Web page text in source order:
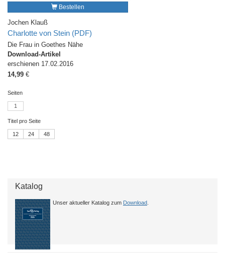
Bestellen
Jochen Klauß
Charlotte von Stein (PDF)
Die Frau in Goethes Nähe
Download-Artikel
erschienen 17.02.2016
14,99 €
Seiten
1
Titel pro Seite
12 24 48
Katalog
Unser aktueller Katalog zum Download